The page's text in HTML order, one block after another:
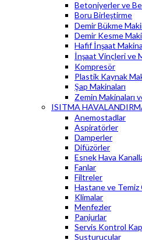
Betoniyerler ve
Boru Birleştirme
Demir Bükme
Demir Kesme
Hafif İnşaat
İnşaat Vinçleri ve
Kompresör
Plastik Kaynak
Şap Makinaları
Zemin Makinaları
ISITMA
Anemostadlar
Aspiratörler
Damperler
Difüzörler
Esnek Hava
Fanlar
Filtreler
Hastane ve Temiz
Klimalar
Menfezler
Panjurlar
Servis Kontrol
Susturucular